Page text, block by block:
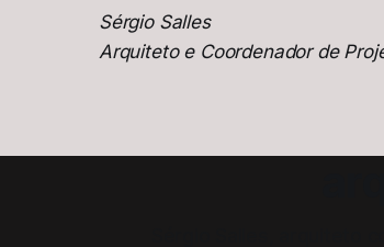
Sérgio Salles
Arquiteto e Coordenador de